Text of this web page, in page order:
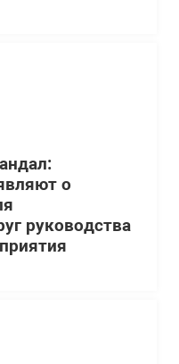
о
руководства